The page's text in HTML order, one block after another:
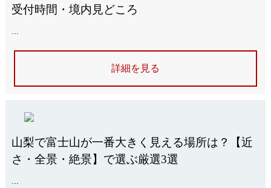
受付時間・境内見どころ
...
詳細を見る
山梨で富士山が一番大きく見える場所は？【近
さ・全景・絶景】で選ぶ厳選3選
...